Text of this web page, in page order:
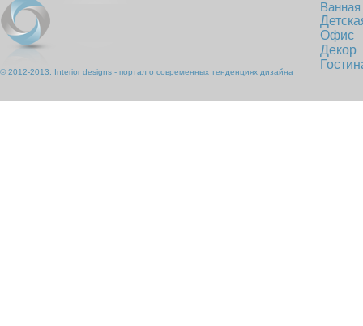
© 2012-2013, Interior designs - портал о современных тенденциях дизайна
Ванная
Офис
Декор